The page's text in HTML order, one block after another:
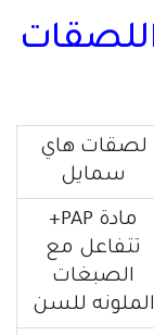
لصقات هاي
سمايل
مادة PAP+
تتفاعل مع
الصبغات
الملونه للسن